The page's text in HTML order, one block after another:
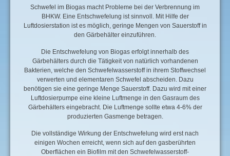
Schwefel im Biogas macht Probleme bei der Verbrennung im
BHKW. Eine Entschwefelung ist sinnvoll. Mit Hilfe der
Luftdosierstation ist es möglich, geringe Mengen von Sauerstoff in
den Gärbehälter einzuführen.
Die Entschwefelung von Biogas erfolgt innerhalb des
Gärbehälters durch die Tätigkeit von natürlich vorhandenen
Bakterien, welche den Schwefelwasserstoff in ihrem Stoffwechsel
verwerten und elementaren Schwefel abscheiden. Dazu
benötigen sie eine geringe Menge Sauerstoff. Dazu wird mit einer
Luftdosierpumpe eine kleine Luftmenge in den Gasraum des
Gärbehälters eingebracht. Die Luftmenge sollte etwa 4-6% der
produzierten Gasmenge betragen.
Die vollständige Wirkung der Entschwefelung wird erst nach
einigen Wochen erreicht, wenn sich auf den gasberührten
Oberflächen ein Biofilm mit den Schwefelwasserstoff-